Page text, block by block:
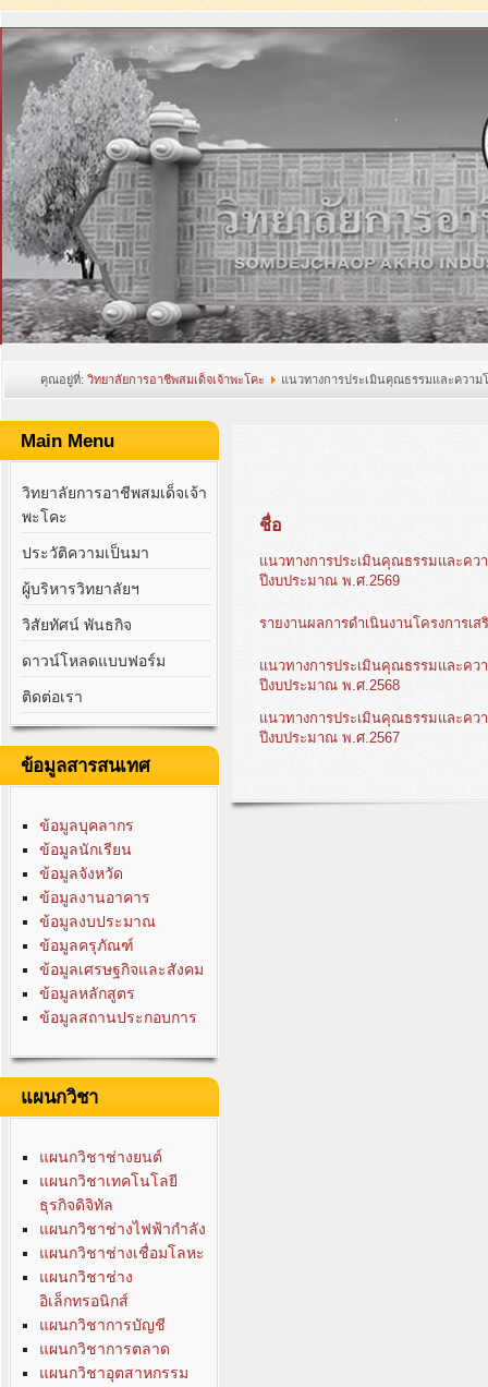
คุณอยู่ที่: วิทยาลัยการอาชีพสมเด็จเจ้าพะโคะ
แนวทางการประเมินคุณธรรมและความ
อาชีวศึกษา
Main Menu
วิทยาลัยการอาชีพสมเด็จเจ้า
พะโคะ
ประวัติความเป็นมา
ผู้บริหารวิทยาลัยฯ
วิสัยทัศน์ พันธกิจ
ดาวน์โหลดแบบฟอร์ม
ติดต่อเรา
ข้อมูลสารสนเทศ
ข้อมูลบุคลากร
ข้อมูลนักเรียน
ข้อมูลจังหวัด
ข้อมูลงานอาคาร
ข้อมูลงบประมาณ
ข้อมูลครุภัณฑ์
ข้อมูลเศรษฐกิจและสังคม
ข้อมูลหลักสูตร
ข้อมูลสถานประกอบการ
แผนกวิชา
แผนกวิชาช่างยนต์
แผนกวิชาเทคโนโลยี
ธุรกิจดิจิทัล
แผนกวิชาช่างไฟฟ้ากำลัง
แผนกวิชาช่างเชื่อมโลหะ
แผนกวิชาช่าง
อิเล็กทรอนิกส์
แผนกวิชาการบัญชี
แผนกวิชาการตลาด
แผนกวิชาอุตสาหกรรม
ชื่อ
แนวทางการประเมินคุณธรรมและคว
ปีงบประมาณ พ.ศ.2569
รายงานผลการดำเนินงานโครงการ
แนวทางการประเมินคุณธรรมและคว
ปีงบประมาณ พ.ศ.2568
แนวทางการประเมินคุณธรรมและคว
ปีงบประมาณ พ.ศ.2567